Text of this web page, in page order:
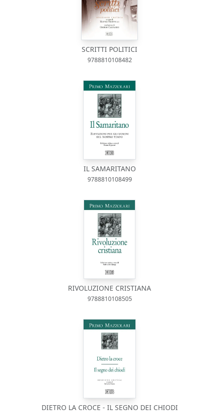
SCRITTI POLITICI
9788810108482
IL SAMARITANO
9788810108499
RIVOLUZIONE CRISTIANA
9788810108505
DIETRO LA CROCE - IL SEGNO DEI CHIODI